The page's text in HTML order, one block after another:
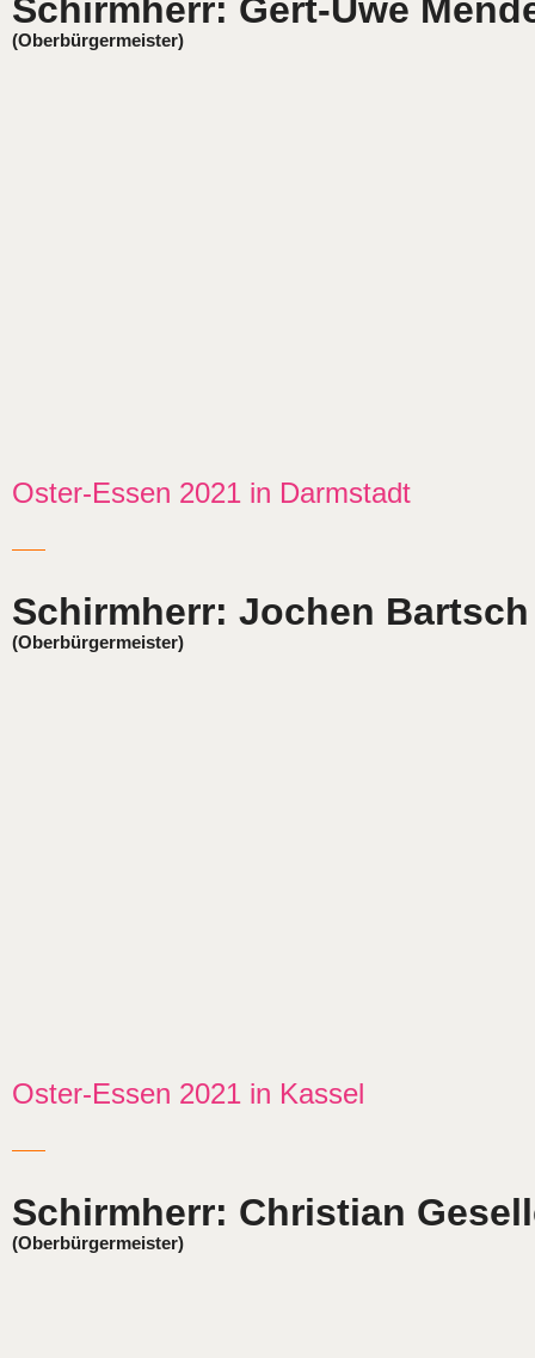
Schirmherr: Gert-Uwe
(Oberbürgermeister)
Oster-Essen 2021 in Darmstadt
Schirmherr: Jochen Bartsch
(Oberbürgermeister)
Oster-Essen 2021 in Kassel
Schirmherr: Christian
(Oberbürgermeister)